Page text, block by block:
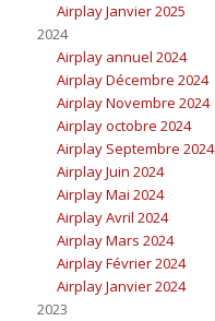
Airplay Janvier 2025
2024
Airplay annuel 2024
Airplay Décembre 2024
Airplay Novembre 2024
Airplay octobre 2024
Airplay Septembre 2024
Airplay Juin 2024
Airplay Mai 2024
Airplay Avril 2024
Airplay Mars 2024
Airplay Février 2024
Airplay Janvier 2024
2023